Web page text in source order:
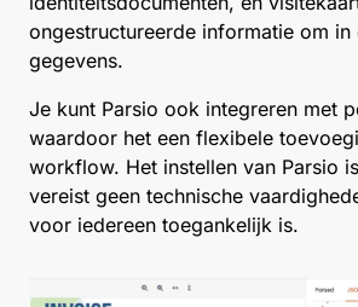
ongestructureerde informatie om in
gegevens.
Je kunt Parsio ook integreren met
waardoor het een flexibele
workflow. Het instellen van Parsio
vereist geen technische
voor iedereen toegankelijk is.